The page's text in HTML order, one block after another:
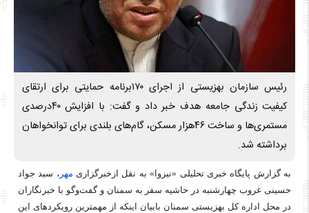
رئیس سازمان بهزیستی از اجرای ۱۷۰برنامه حمایتی برای ارتقای
کیفیت زندگی جامعه هدف خبر داد و گفت: با افزایش ۴۰درصدی
مستمری‌ها و ساخت ۴۶هزار مسکن، گام‌های بلندی برای توانخواهان
برداشته شد.
به گزارش پایگاه خبری تحلیلی «نیزوا» به نقل ازخبرگزاری مهر ، سید جواد
حسینی غروب چهارشنبه در حاشیه سفر به سمنان و گفت‌وگو با خبرنگاران
در محل اداره کل بهزیستی سمنان بابیان اینکه از مهمترین رویکردهای این